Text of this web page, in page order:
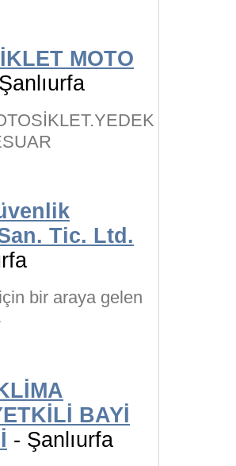
MOTO
Tic. Ltd.
bir araya gelen
BAYİ
- Şanlıurfa